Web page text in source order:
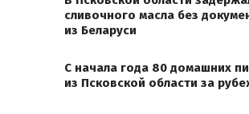
сливочного масла без
из Беларуси
С начала года 80 домашних
из Псковской области за